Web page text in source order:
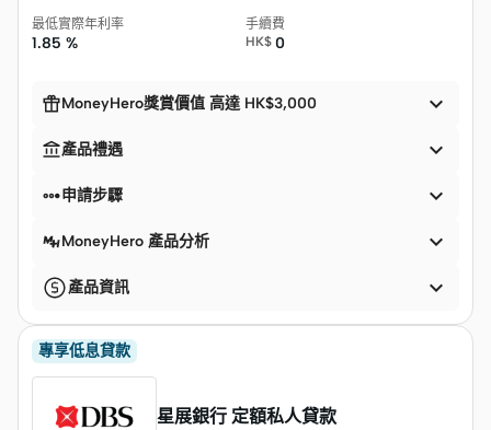
最低實際年利率
1.85 %
手續費
HK$ 0
MoneyHero獎賞價值 高達 HK$3,000 
產品禮遇 
申請步驟 
MoneyHero 產品分析 
產品資訊 
專享低息貸款
星展銀行 定額私人貸款